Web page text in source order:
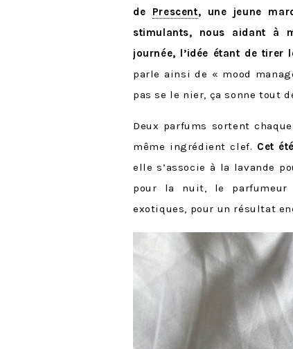
de Prescent, une jeune
stimulants, nous aidant à
journée, l’idée étant de tirer
parle ainsi de « mood
pas se le nier, ça sonne tout
Deux parfums sortent
même ingrédient clef. Cet
elle s’associe à la lavande
pour la nuit, le parfumeur
exotiques, pour un résultat